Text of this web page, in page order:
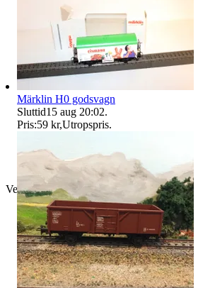
Verifierad
Märklin H0 godsvagn
Sluttid15 aug 20:02.
Pris:59 kr,Utropspris.